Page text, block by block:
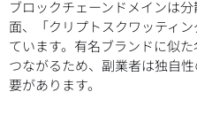
ブロックチェーンドメインは
面、「クリプトスクワッティ
ています。有名ブランドに似
つながるため、副業者は独自
要があります。